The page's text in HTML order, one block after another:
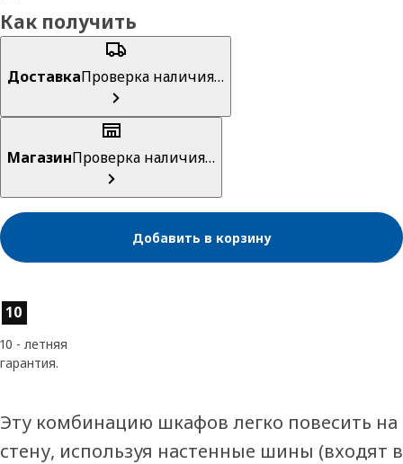
Как получить
ДоставкаПроверка наличия…
МагазинПроверка наличия…
Добавить в корзину
Характеристики товара
10
10 - летняя
гарантия.
Эту комбинацию шкафов легко повесить на
стену, используя настенные шины (входят в